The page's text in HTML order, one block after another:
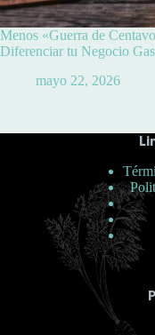
Menos «Guerra de
Diferenciar tu Negocio
mayo 22, 2026